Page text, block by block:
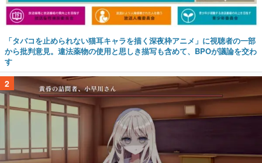
「タバコを止められない猫耳キャラを描く深夜枠アニメ」に視聴者の一部
から批判意見。違法薬物の使用と思しき描写も含めて、BPOが議論を交わ
す
2